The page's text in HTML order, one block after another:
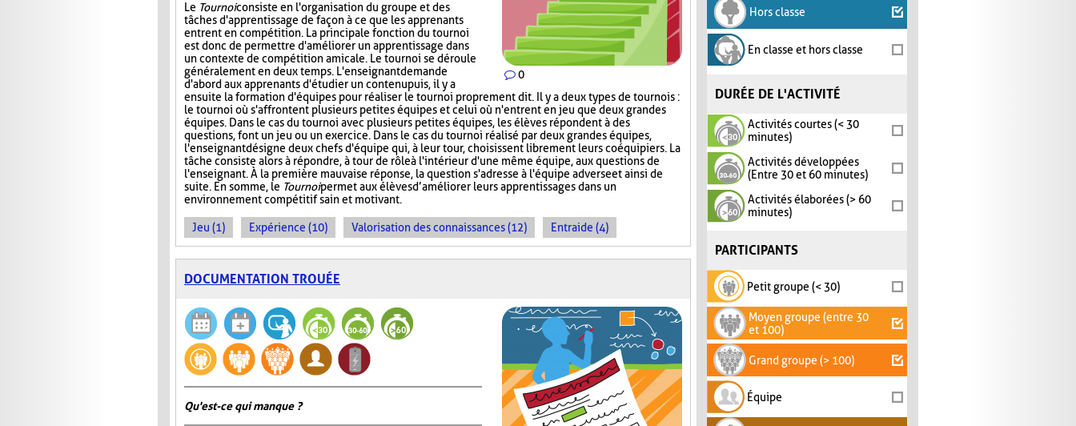
Hors classe
En classe et hors classe
DURÉE DE L'ACTIVITÉ
Activités courtes (< 30
minutes)
Activités développées
(Entre 30 et 60 minutes)
Activités élaborées (> 60
minutes)
PARTICIPANTS
Petit groupe (< 30)
Moyen groupe (entre 30
et 100)
Grand groupe (> 100)
Équipe
0
Le Tournoiconsiste en l'organisation du groupe et des
tâches d'apprentissage de façon à ce que les apprenants
entrent en compétition. La principale fonction du tournoi
est donc de permettre d'améliorer un apprentissage dans
un contexte de compétition amicale. Le tournoi se déroule
généralement en deux temps. L'enseignant demande
d'abord aux apprenants d'étudier un contenu puis, il y a
ensuite la formation d'équipes pour réaliser le tournoi proprement dit. Il y a deux types de tournois :
le tournoi où s'affrontent plusieurs petites équipes et celui où n'entrent en jeu que deux grandes
équipes. Dans le cas du tournoi avec plusieurs petites équipes, les élèves répondent à des
questions, font un jeu ou un exercice. Dans le cas du tournoi réalisé par deux grandes équipes,
l'enseignant désigne deux chefs d'équipe qui, à leur tour, choisissent librement leurs coéquipiers. La
tâche consiste alors à répondre, à tour de rôle à l'intérieur d'une même équipe, aux questions de
l'enseignant. À la première mauvaise réponse, la question s'adresse à l'équipe adverse et ainsi de
suite. En somme, le Tournoipermet aux élèves d’améliorer leurs apprentissages dans un
environnement compétitif sain et motivant.
Jeu (1) Expérience (10) Valorisation des connaissances (12) Entraide (4)
DOCUMENTATION TROUÉE
Qu'est-ce qui manque ?